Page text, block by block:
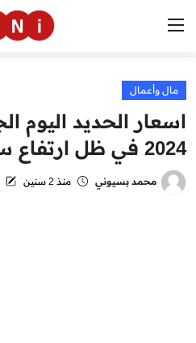
الرئيسية
اخبار مصر
العالم
مال وأعمال
2024 في ظل ارتفاع سعر طن حديد عز
محمد بسيوني منذ 2 سنين